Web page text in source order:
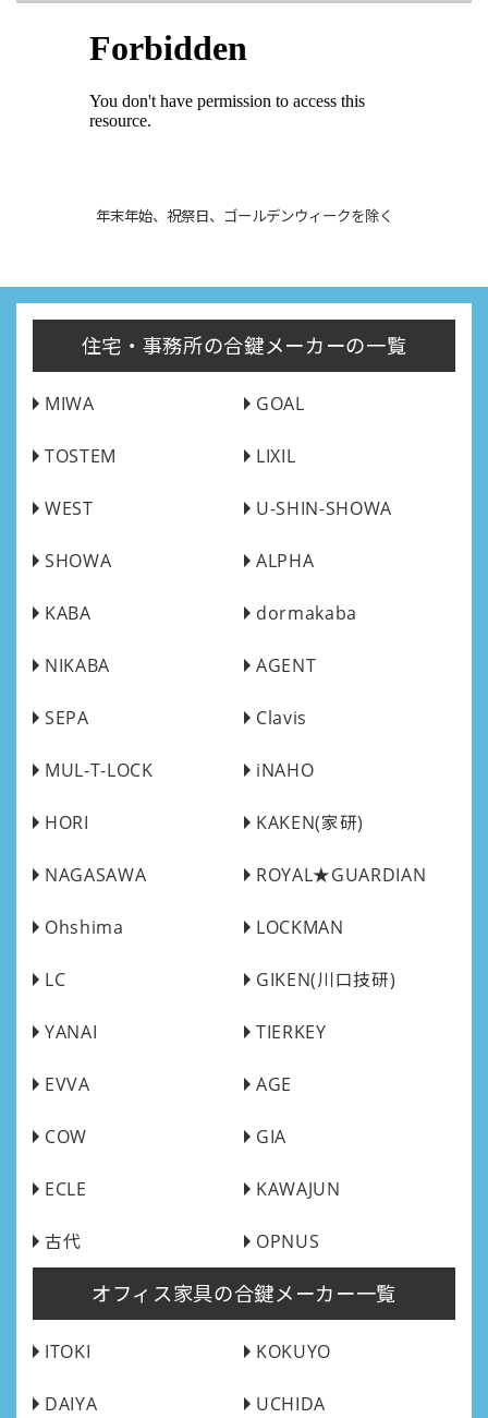
年末年始、祝祭日、ゴールデンウィークを除く
住宅・事務所の合鍵メーカーの一覧
MIWA GOAL
TOSTEM LIXIL
WEST U-SHIN-SHOWA
SHOWA ALPHA
KABA dormakaba
NIKABA AGENT
SEPA Clavis
MUL-T-LOCK iNAHO
HORI KAKEN(家研)
NAGASAWA ROYAL★GUARDIAN
Ohshima LOCKMAN
LC GIKEN(川口技研)
YANAI TIERKEY
EVVA AGE
COW GIA
ECLE KAWAJUN
古代 OPNUS
オフィス家具の合鍵メーカー一覧
ITOKI KOKUYO
DAIYA UCHIDA